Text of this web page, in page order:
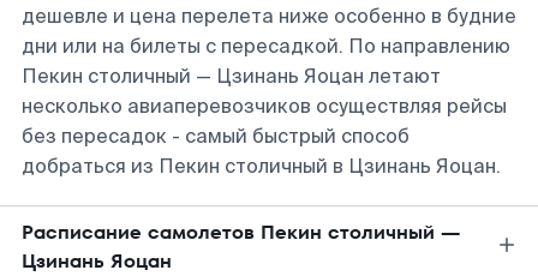
дешевле и цена перелета ниже особенно в будние
дни или на билеты с пересадкой. По направлению
Пекин столичный — Цзинань Яоцан летают
несколько авиаперевозчиков осуществляя рейсы
без пересадок - самый быстрый способ
добраться из Пекин столичный в Цзинань Яоцан.
Расписание самолетов Пекин столичный —
Цзинань Яоцан